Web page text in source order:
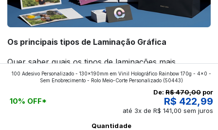
Os principais tipos de Laminação Gráfica
Quer saber quais os tipos de laminações mais
aplicados nos impressos da gráfica FuturaIM? Então,
continue a leitura que vamos revelar para você!
100 Adesivo Personalizado - 130x190mm em Vinil Holográfico Rainbow 170g - 4x0 -
Sem Enobrecimento - Rolo Meio-Corte Personalizado (50443)
10% OFF*
De: R$ 470,00 por
R$ 422,99
até 3x de R$ 141,00 sem juros
Quantidade